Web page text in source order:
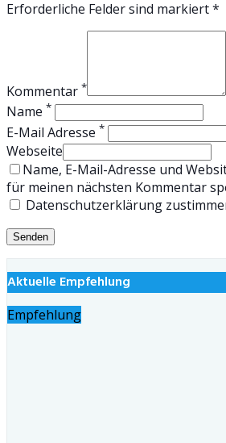
Erforderliche Felder sind markiert *
Kommentar *
Name *
E-Mail Adresse *
Webseite
Name, E-Mail-Adresse und
für meinen nächsten Kommentar
Datenschutzerklärung
Aktuelle Empfehlung
Empfehlung